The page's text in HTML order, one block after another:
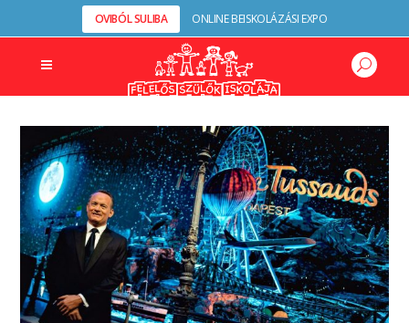
OVIBÓL SULIBA ONLINE BEISKOLÁZÁSI EXPO